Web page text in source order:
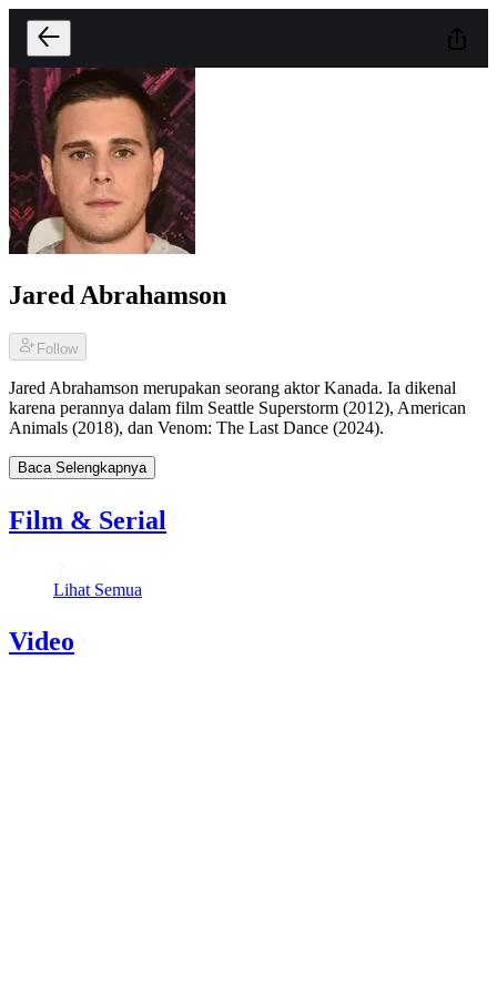
Jared Abrahamson
Follow
Jared Abrahamson merupakan seorang aktor Kanada. Ia dikenal
karena perannya dalam film Seattle Superstorm (2012), American
Animals (2018), dan Venom: The Last Dance (2024).
Baca Selengkapnya
Film & Serial
Lihat Semua
Video